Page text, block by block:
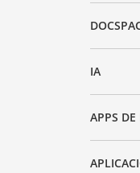
IA
APPS DE